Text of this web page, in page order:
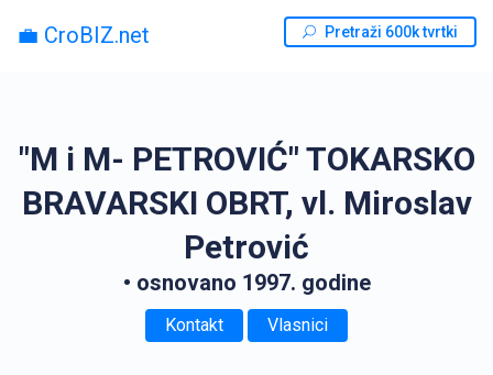
💼 CroBIZ.net Pretraži 600k tvrtki
"M i M- PETROVIĆ" TOKARSKO
BRAVARSKI OBRT, vl. Miroslav
Petrović
• osnovano 1997. godine
Kontakt Vlasnici